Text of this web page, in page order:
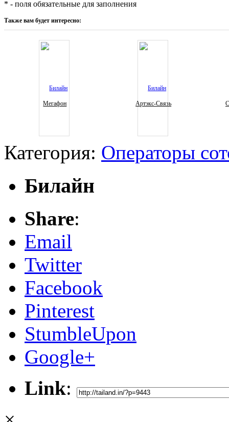
* - поля обязательные для заполнения
Также вам будет интересно:
Мегафон Артэкс-Связь
Категория: Операторы
Билайн
Share:
Email
Twitter
Facebook
Pinterest
StumbleUpon
Google+
Link: